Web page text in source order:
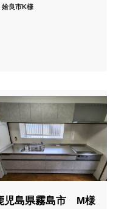
姶良市K様
児島県霧島市 M様